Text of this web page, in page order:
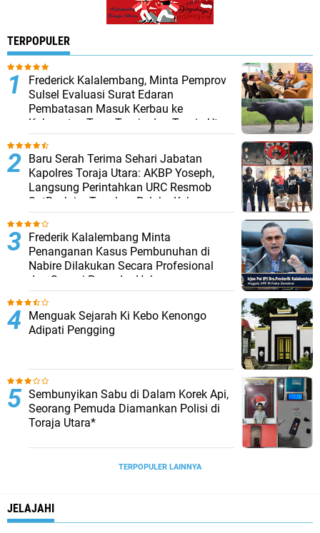
TERPOPULER
Frederick Kalalembang, Minta Pemprov
Sulsel Evaluasi Surat Edaran
Pembatasan Masuk Kerbau ke
Kabupaten Tana Toraja dan Toraja Utara
Baru Serah Terima Sehari Jabatan
Kapolres Toraja Utara: AKBP Yoseph,
Langsung Perintahkan URC Resmob
SatReskrim Tangkap Pelaku Kekerasan
Seksual Anak Di Bawah Umur
Frederik Kalalembang Minta
Penanganan Kasus Pembunuhan di
Nabire Dilakukan Secara Profesional
dan Sesuai Prosedur Hukum
Menguak Sejarah Ki Kebo Kenongo
Adipati Pengging
Sembunyikan Sabu di Dalam Korek Api,
Seorang Pemuda Diamankan Polisi di
Toraja Utara*
TERPOPULER LAINNYA
JELAJAHI